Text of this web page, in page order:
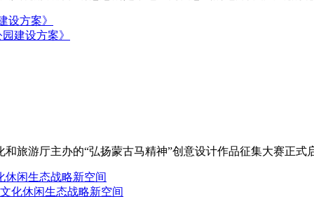
建设方案》
旅游厅主办的“弘扬蒙古马精神”创意设计作品征集大赛正式
化休闲生态战略新空间